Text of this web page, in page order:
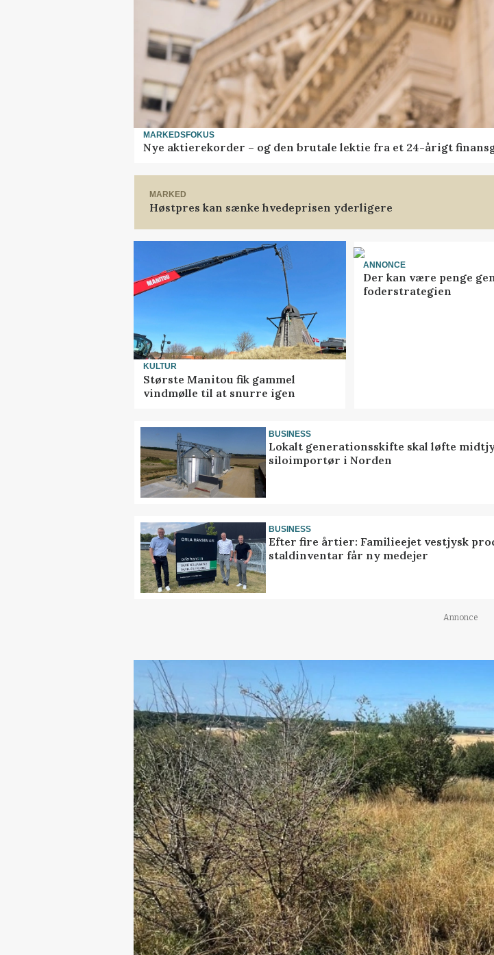
MARKEDSFOKUS
Nye aktierekorder – og den brutale lektie fra et 24-årigt
MARKED
Høstpres kan sænke hvedeprisen yderligere
KULTUR
Største Manitou fik gammel
vindmølle til at snurre igen
ANNONCE
Der kan være penge
foderstrategien
BUSINESS
Lokalt generationsskifte skal løfte
siloimportør i Norden
BUSINESS
Efter fire årtier: Familieejet vestjysk
staldinventar får ny medejer
Annonce